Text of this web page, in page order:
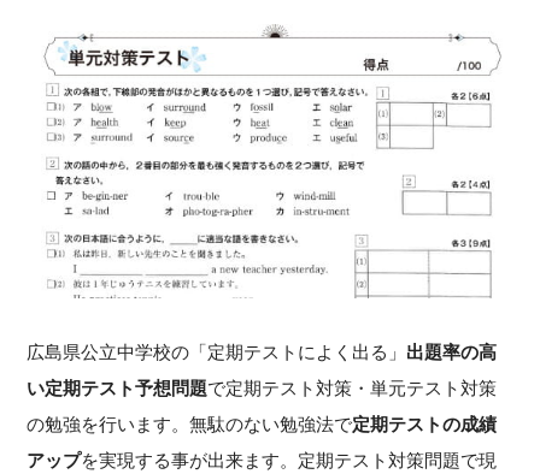
広島県公立中学校の「定期テストによく出る」 出題率の高
い定期テスト予想問題で定期テスト対策・単元テスト対策
の勉強を行います。無駄のない勉強法で定期テストの成績
アップを実現する事が出来ます。定期テスト対策問題で現